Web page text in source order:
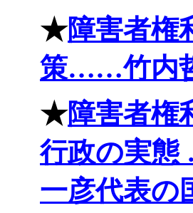
★障害者
策……竹内
★障害者権
行政の実
一彦代表の